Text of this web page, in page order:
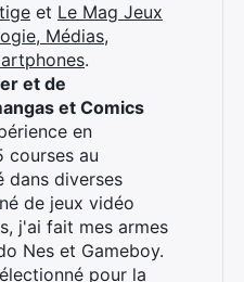
et Le Mag Jeux
Médias,
.
et de
et Comics
en
courses au
dans diverses
de jeux vidéo
j'ai fait mes armes
Nes et Gameboy.
pour la